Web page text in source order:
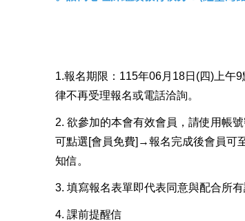
1.報名期限：115年06月18日(四)上午
律不再受理報名或電話洽詢。
2. 欲參加的本會有效會員，請使用帳
可點選[會員免費]→報名完成後會員可
知信。
3. 填寫報名表單即代表同意與配合所有
4. 課前提醒信